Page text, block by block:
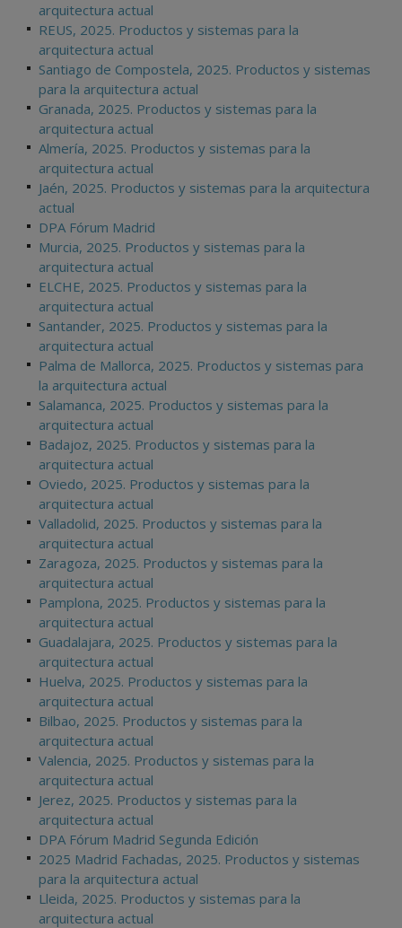
arquitectura actual
REUS, 2025. Productos y sistemas para la
arquitectura actual
Santiago de Compostela, 2025. Productos y sistemas
para la arquitectura actual
Granada, 2025. Productos y sistemas para la
arquitectura actual
Almería, 2025. Productos y sistemas para la
arquitectura actual
Jaén, 2025. Productos y sistemas para la arquitectura
actual
DPA Fórum Madrid
Murcia, 2025. Productos y sistemas para la
arquitectura actual
ELCHE, 2025. Productos y sistemas para la
arquitectura actual
Santander, 2025. Productos y sistemas para la
arquitectura actual
Palma de Mallorca, 2025. Productos y sistemas para
la arquitectura actual
Salamanca, 2025. Productos y sistemas para la
arquitectura actual
Badajoz, 2025. Productos y sistemas para la
arquitectura actual
Oviedo, 2025. Productos y sistemas para la
arquitectura actual
Valladolid, 2025. Productos y sistemas para la
arquitectura actual
Zaragoza, 2025. Productos y sistemas para la
arquitectura actual
Pamplona, 2025. Productos y sistemas para la
arquitectura actual
Guadalajara, 2025. Productos y sistemas para la
arquitectura actual
Huelva, 2025. Productos y sistemas para la
arquitectura actual
Bilbao, 2025. Productos y sistemas para la
arquitectura actual
Valencia, 2025. Productos y sistemas para la
arquitectura actual
Jerez, 2025. Productos y sistemas para la
arquitectura actual
DPA Fórum Madrid Segunda Edición
2025 Madrid Fachadas, 2025. Productos y sistemas
para la arquitectura actual
Lleida, 2025. Productos y sistemas para la
arquitectura actual